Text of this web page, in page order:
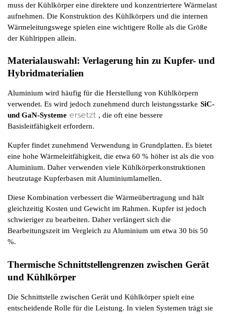
muss der Kühlkörper eine direktere und konzentriertere Wärmelast
aufnehmen. Die Konstruktion des Kühlkörpers und die internen
Wärmeleitungswege spielen eine wichtigere Rolle als die Größe
der Kühlrippen allein.
Materialauswahl: Verlagerung hin zu Kupfer- und
Hybridmaterialien
Aluminium wird häufig für die Herstellung von Kühlkörpern
verwendet. Es wird jedoch zunehmend durch leistungsstarke SiC-
und GaN-Systeme ersetzt , die oft eine bessere
Basisleitfähigkeit erfordern.
Kupfer findet zunehmend Verwendung in Grundplatten. Es bietet
eine hohe Wärmeleitfähigkeit, die etwa 60 % höher ist als die von
Aluminium. Daher verwenden viele Kühlkörperkonstruktionen
heutzutage Kupferbasen mit Aluminiumlamellen.
Diese Kombination verbessert die Wärmeübertragung und hält
gleichzeitig Kosten und Gewicht im Rahmen. Kupfer ist jedoch
schwieriger zu bearbeiten. Daher verlängert sich die
Bearbeitungszeit im Vergleich zu Aluminium um etwa 30 bis 50
%.
Thermische Schnittstellengrenzen zwischen Gerät
und Kühlkörper
Die Schnittstelle zwischen Gerät und Kühlkörper spielt eine
entscheidende Rolle für die Leistung. In vielen Systemen trägt sie